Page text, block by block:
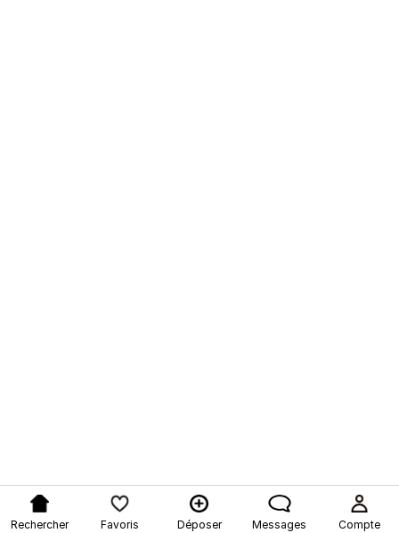
Rechercher Favoris Déposer Messages Compte